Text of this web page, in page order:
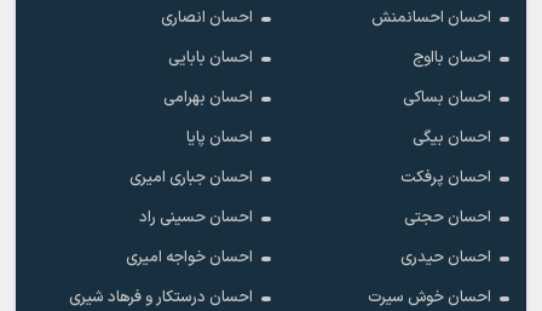
احسان احسانمنش
احسان انصاری
احسان بااوج
احسان بابایی
احسان بساکی
احسان بهرامی
احسان بیگی
احسان پایا
احسان پرفکت
احسان جباری امیری
احسان حجتی
احسان حسینی راد
احسان حیدری
احسان خواجه امیری
احسان خوش سیرت
احسان درستکار و فرهاد شیرى